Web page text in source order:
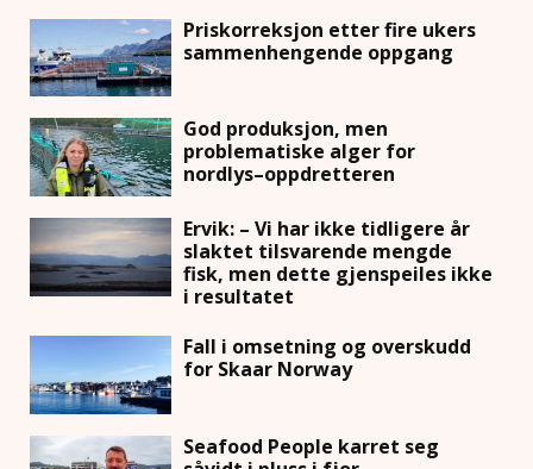
Priskorreksjon etter fire ukers
sammenhengende oppgang
God produksjon, men
problematiske alger for
nordlys–oppdretteren
Ervik: – Vi har ikke tidligere år
slaktet tilsvarende mengde
fisk, men dette gjenspeiles ikke
i resultatet
Fall i omsetning og overskudd
for Skaar Norway
Seafood People karret seg